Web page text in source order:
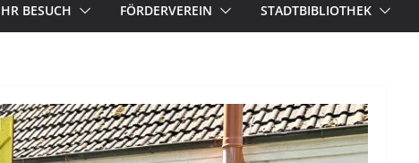
BESUCH FÖRDERVEREIN STADTBIBLIOTHEK